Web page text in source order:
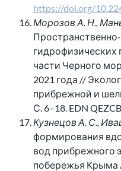
https://doi.org/
Морозов А. Н.,
гидрофизических
части Черного
2021 года //
прибрежной и
С. 6–18. EDN
Кузнецов А. С.,
формирования
вод прибрежного
побережья Крыма